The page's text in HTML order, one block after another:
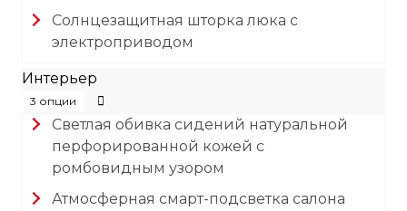
Солнцезащитная шторка люка с
электроприводом
Интерьер
3 опции
Светлая обивка сидений натуральной
перфорированной кожей с
ромбовидным узором
Атмосферная смарт-подсветка салона